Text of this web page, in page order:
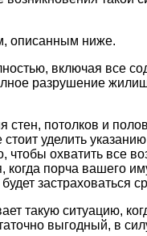
описанным ниже.
включая все
разрушение
потолков и
уделить
чтобы охватить все
когда порча вашего
застраховаться
такую ситуацию,
выгодный, в